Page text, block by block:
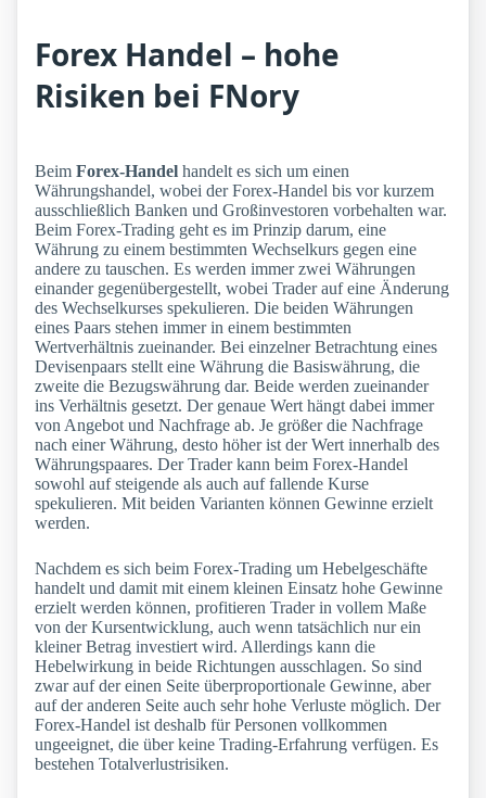
Forex Handel – hohe
Risiken bei FNory
Beim Forex-Handel handelt es sich um einen
Währungshandel, wobei der Forex-Handel bis vor kurzem
ausschließlich Banken und Großinvestoren vorbehalten war.
Beim Forex-Trading geht es im Prinzip darum, eine
Währung zu einem bestimmten Wechselkurs gegen eine
andere zu tauschen. Es werden immer zwei Währungen
einander gegenübergestellt, wobei Trader auf eine Änderung
des Wechselkurses spekulieren. Die beiden Währungen
eines Paars stehen immer in einem bestimmten
Wertverhältnis zueinander. Bei einzelner Betrachtung eines
Devisenpaars stellt eine Währung die Basiswährung, die
zweite die Bezugswährung dar. Beide werden zueinander
ins Verhältnis gesetzt. Der genaue Wert hängt dabei immer
von Angebot und Nachfrage ab. Je größer die Nachfrage
nach einer Währung, desto höher ist der Wert innerhalb des
Währungspaares. Der Trader kann beim Forex-Handel
sowohl auf steigende als auch auf fallende Kurse
spekulieren. Mit beiden Varianten können Gewinne erzielt
werden.
Nachdem es sich beim Forex-Trading um Hebelgeschäfte
handelt und damit mit einem kleinen Einsatz hohe Gewinne
erzielt werden können, profitieren Trader in vollem Maße
von der Kursentwicklung, auch wenn tatsächlich nur ein
kleiner Betrag investiert wird. Allerdings kann die
Hebelwirkung in beide Richtungen ausschlagen. So sind
zwar auf der einen Seite überproportionale Gewinne, aber
auf der anderen Seite auch sehr hohe Verluste möglich. Der
Forex-Handel ist deshalb für Personen vollkommen
ungeeignet, die über keine Trading-Erfahrung verfügen. Es
bestehen Totalverlustrisiken.